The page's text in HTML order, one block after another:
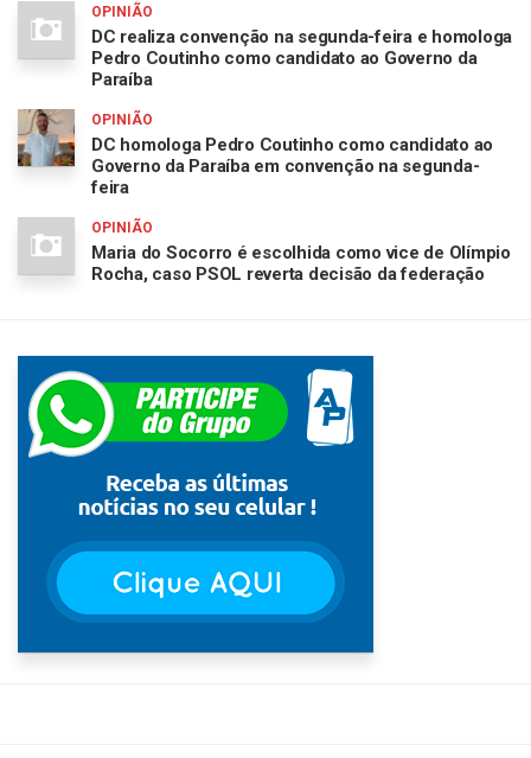
OPINIÃO
DC realiza convenção na segunda-feira e homologa
Pedro Coutinho como candidato ao Governo da
Paraíba
OPINIÃO
DC homologa Pedro Coutinho como candidato ao
Governo da Paraíba em convenção na segunda-
feira
OPINIÃO
Maria do Socorro é escolhida como vice de Olímpio
Rocha, caso PSOL reverta decisão da federação